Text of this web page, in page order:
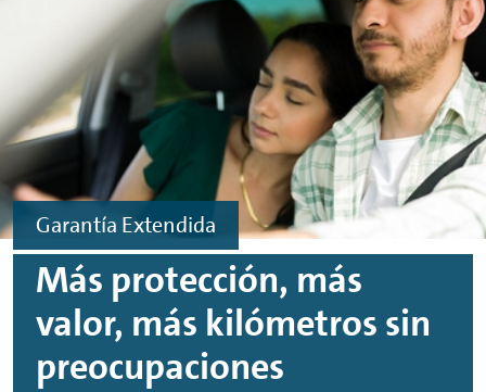
Garantía Extendida
Más protección, más
valor, más kilómetros sin
preocupaciones